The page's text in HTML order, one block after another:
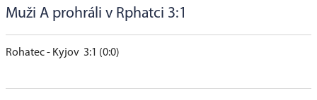
Muži A prohráli v Rphatci 3:1
Rohatec - Kyjov 3:1 (0:0)